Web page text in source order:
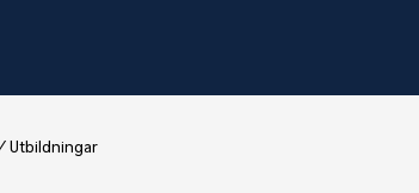
Utbildningar